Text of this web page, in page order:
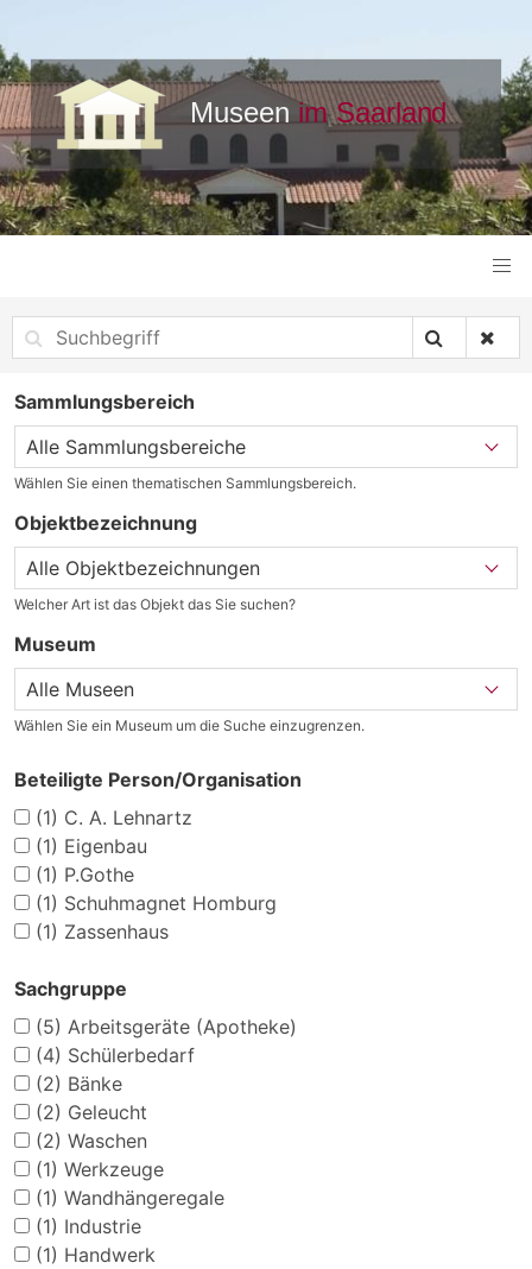
Sammlungsbereich
Wählen Sie einen thematischen Sammlungsbereich.
Objektbezeichnung
Welcher Art ist das Objekt das Sie suchen?
Museum
Wählen Sie ein Museum um die Suche einzugrenzen.
Beteiligte Person/Organisation
(1) C. A. Lehnartz
(1) Eigenbau
(1) P.Gothe
(1) Schuhmagnet Homburg
(1) Zassenhaus
Sachgruppe
(5) Arbeitsgeräte (Apotheke)
(4) Schülerbedarf
(2) Bänke
(2) Geleucht
(2) Waschen
(1) Werkzeuge
(1) Wandhängeregale
(1) Industrie
(1) Handwerk